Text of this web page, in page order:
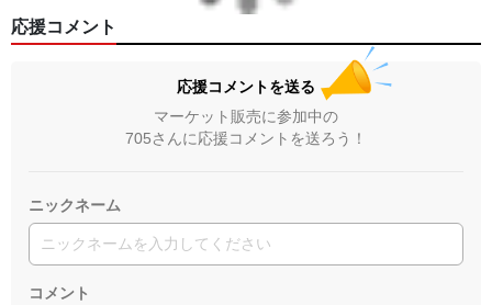
応援コメント
応援コメントを送る
マーケット販売に参加中の
705さんに応援コメントを送ろう！
ニックネーム
コメント